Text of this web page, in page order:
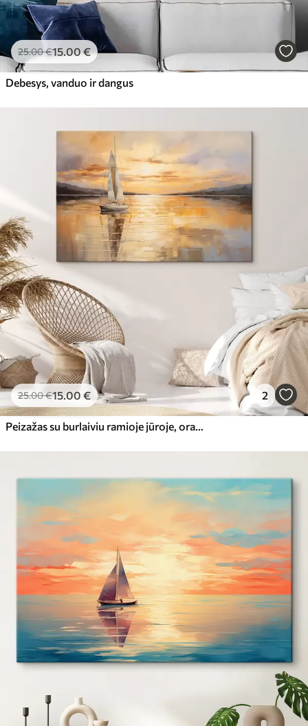
25.00€15.00€
Debesys, vanduo ir dangus
25.00€15.00 € 2
Peizažas su burlaiviu ramioje jūroje, oranžiniu ir geltonu dangumi, tolimais kalnais